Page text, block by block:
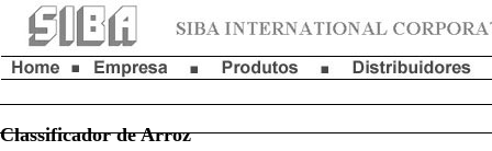
Classificador de